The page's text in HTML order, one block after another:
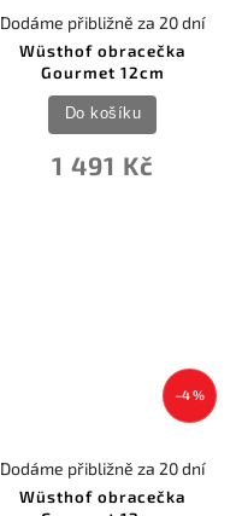
Wüsthof obracečka
Gourmet 12cm
Dodáme přibližně za 20 dní
1 491 Kč
Do košíku
–4 %
Wüsthof obracečka
Dodáme přibližně za 20 dní